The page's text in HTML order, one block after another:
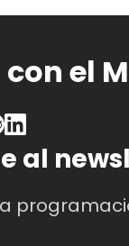
el
al